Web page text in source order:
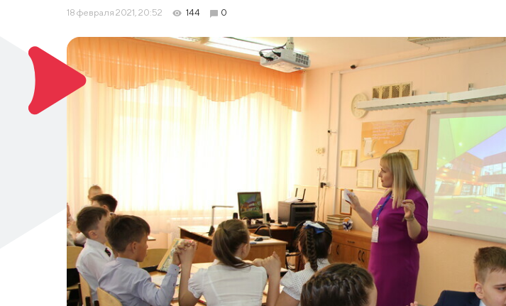
18 февраля 2021, 20:52 144 0